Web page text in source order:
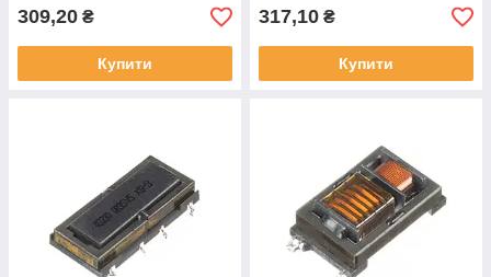
309,20 ₴
Купити
317,10 ₴
Купити